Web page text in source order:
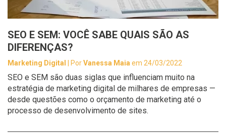
SEO E SEM: VOCÊ SABE QUAIS SÃO AS
DIFERENÇAS?
Marketing Digital | PorVanessa Maia em 24/03/2022
SEO e SEM são duas siglas que influenciam muito na
estratégia de marketing digital de milhares de empresas —
desde questões como o orçamento de marketing até o
processo de desenvolvimento de sites.